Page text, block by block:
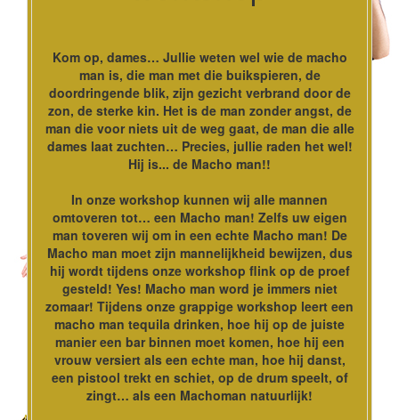
Kom op, dames… Jullie weten wel wie de macho
man is, die man met die buikspieren, de
doordringende blik, zijn gezicht verbrand door de
zon, de sterke kin. Het is de man zonder angst, de
man die voor niets uit de weg gaat, de man die alle
dames laat zuchten… Precies, jullie raden het wel!
Hij is... de Macho man!!
In onze workshop kunnen wij alle mannen
omtoveren tot… een Macho man! Zelfs uw eigen
man toveren wij om in een echte Macho man! De
Macho man moet zijn mannelijkheid bewijzen, dus
hij wordt tijdens onze workshop flink op de proef
gesteld! Yes! Macho man word je immers niet
zomaar! Tijdens onze grappige workshop leert een
macho man tequila drinken, hoe hij op de juiste
manier een bar binnen moet komen, hoe hij een
vrouw versiert als een echte man, hoe hij danst,
een pistool trekt en schiet, op de drum speelt, of
zingt… als een Machoman natuurlijk!